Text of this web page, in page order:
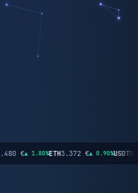
ETH3.372 €▲ 0.90%USDT 0.92 €▲ 0.00%